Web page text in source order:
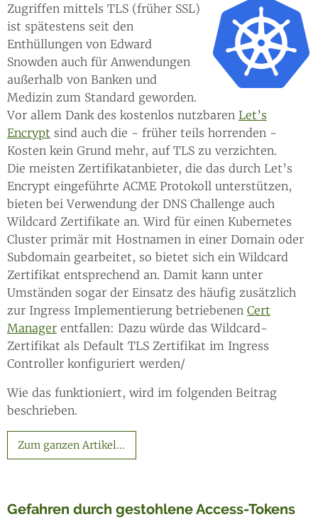
Zugriffen mittels TLS (früher SSL)
ist spätestens seit den
Enthüllungen von Edward
Snowden auch für Anwendungen
außerhalb von Banken und
Medizin zum Standard geworden.
Vor allem Dank des kostenlos nutzbaren Let’s
Encrypt sind auch die - früher teils horrenden -
Kosten kein Grund mehr, auf TLS zu verzichten.
Die meisten Zertifikatanbieter, die das durch Let’s
Encrypt eingeführte ACME Protokoll unterstützen,
bieten bei Verwendung der DNS Challenge auch
Wildcard Zertifikate an. Wird für einen Kubernetes
Cluster primär mit Hostnamen in einer Domain oder
Subdomain gearbeitet, so bietet sich ein Wildcard
Zertifikat entsprechend an. Damit kann unter
Umständen sogar der Einsatz des häufig zusätzlich
zur Ingress Implementierung betriebenen Cert
Manager entfallen: Dazu würde das Wildcard-
Zertifikat als Default TLS Zertifikat im Ingress
Controller konfiguriert werden/
Wie das funktioniert, wird im folgenden Beitrag
beschrieben.
Zum ganzen Artikel...
Gefahren durch gestohlene Access-Tokens